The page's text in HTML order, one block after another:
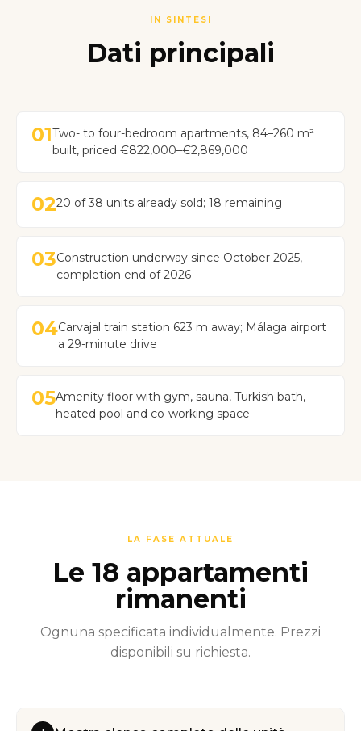
IN SINTESI
Dati principali
01Two- to four-bedroom apartments, 84–260 m²
built, priced €822,000–€2,869,000
0220 of 38 units already sold; 18 remaining
03Construction underway since October 2025,
completion end of 2026
04Carvajal train station 623 m away; Málaga airport
a 29-minute drive
05Amenity floor with gym, sauna, Turkish bath,
heated pool and co-working space
LA FASE ATTUALE
Le 18 appartamenti
rimanenti
Ognuna specificata individualmente. Prezzi
disponibili su richiesta.